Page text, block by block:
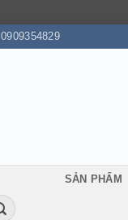
0909354829
SẢN PHẨM